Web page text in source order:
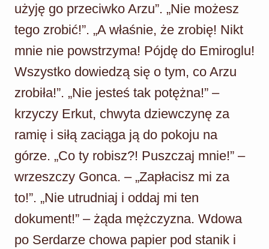
użyję go przeciwko Arzu”. „Nie możesz
tego zrobić!”. „A właśnie, że zrobię! Nikt
mnie nie powstrzyma! Pójdę do Emiroglu!
Wszystko dowiedzą się o tym, co Arzu
zrobiła!”. „Nie jesteś tak potężna!” –
krzyczy Erkut, chwyta dziewczynę za
ramię i siłą zaciąga ją do pokoju na
górze. „Co ty robisz?! Puszczaj mnie!” –
wrzeszczy Gonca. – „Zapłacisz mi za
to!”. „Nie utrudniaj i oddaj mi ten
dokument!” – żąda mężczyzna. Wdowa
po Serdarze chowa papier pod stanik i